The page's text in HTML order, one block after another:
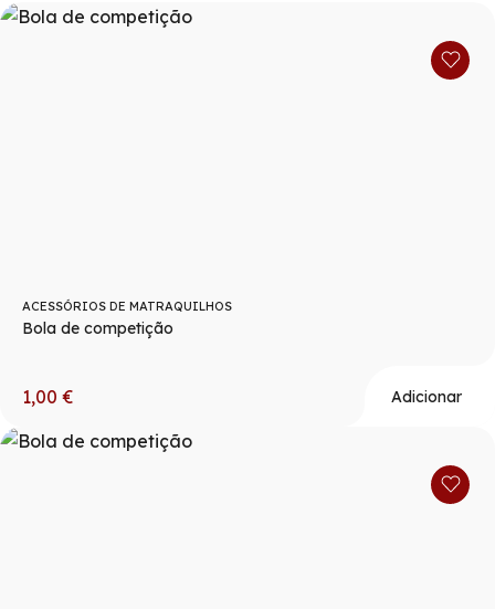
ACESSÓRIOS DE MATRAQUILHOS
Bola de competição
1,00 € Adicionar